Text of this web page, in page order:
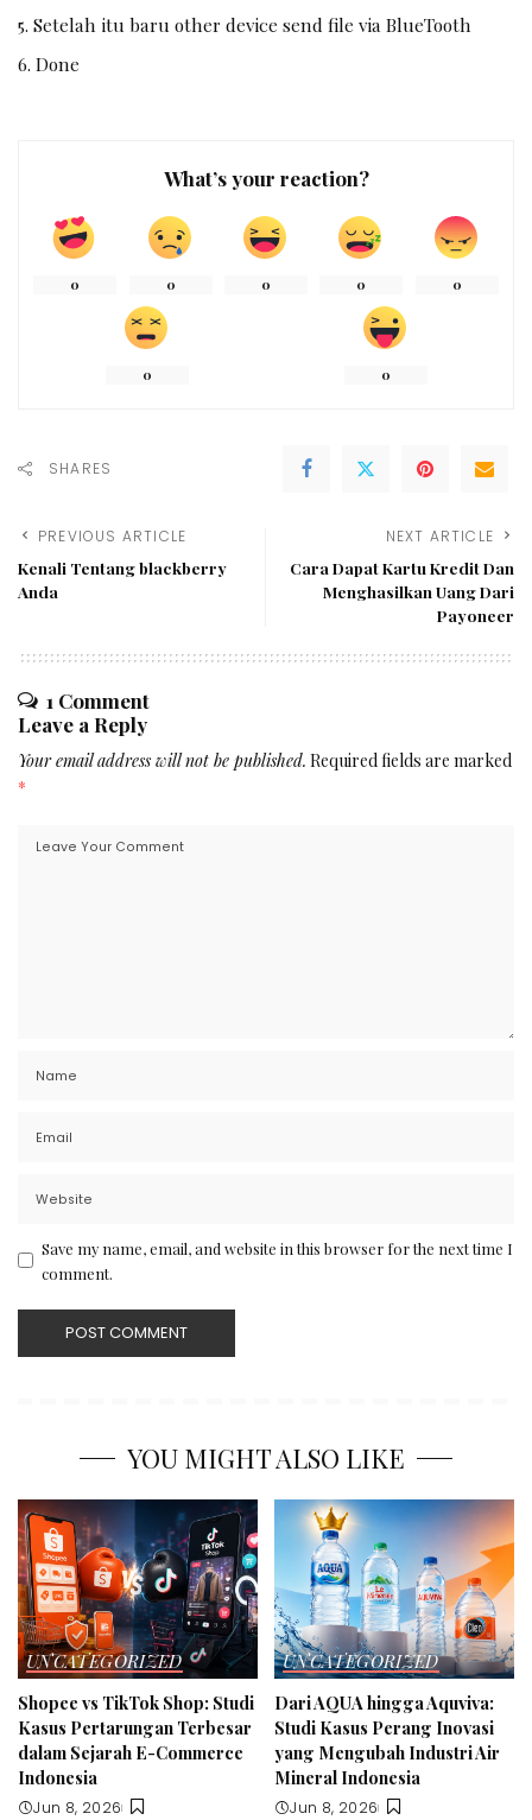
Setelah itu baru other device send file via BlueTooth
Done
What’s your reaction?
0 0 0 0 0
0 0
SHARES
PREVIOUS ARTICLE
Kenali Tentang blackberry
Anda
NEXT ARTICLE
Cara Dapat Kartu Kredit Dan
Menghasilkan Uang Dari
Payoneer
1 Comment
Leave a Reply
Your email address will not be published. Required fields are marked
*
Save my name, email, and website in this browser for the next time I
comment.
YOU MIGHT ALSO LIKE
UNCATEGORIZED
Shopee vs TikTok Shop: Studi
Kasus Pertarungan Terbesar
dalam Sejarah E-Commerce
Indonesia
Jun 8, 2026
UNCATEGORIZED
Dari AQUA hingga Aquviva:
Studi Kasus Perang Inovasi
yang Mengubah Industri Air
Mineral Indonesia
Jun 8, 2026